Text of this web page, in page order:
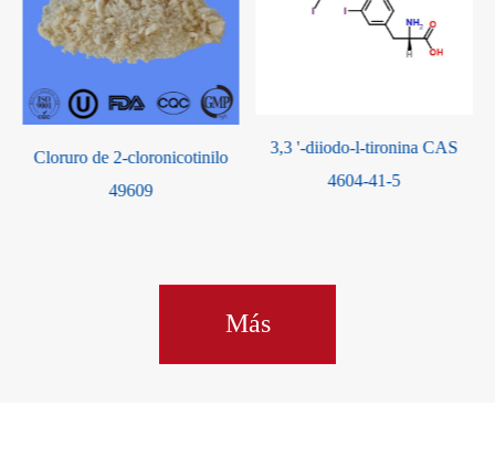
de 2-cloronicotinilo
3,3 '-diiodo-l-tironina CAS
Dodecil
Más